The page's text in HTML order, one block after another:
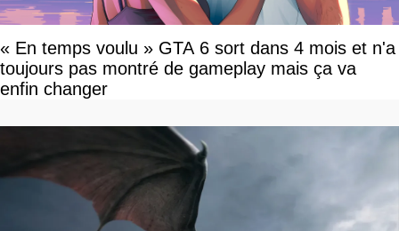
« En temps voulu » GTA 6 sort dans 4 mois et n'a
toujours pas montré de gameplay mais ça va
enfin changer